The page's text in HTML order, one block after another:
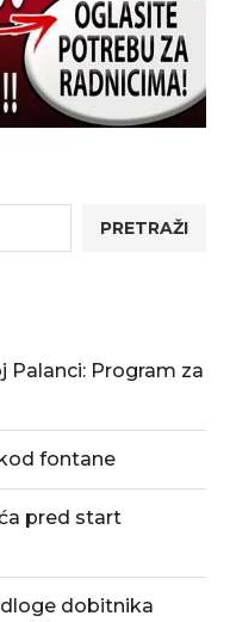
PRETRAŽI
Palanci: Program za
fontane
pred start
dobitnika